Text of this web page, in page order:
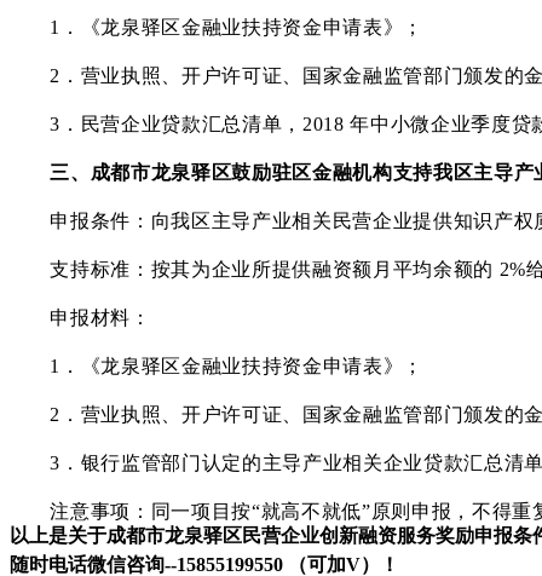
1．《龙泉驿区金融业扶持资金申请表》；
2．营业执照、开户许可证、国家金融监管部门颁发的
3．民营企业贷款汇总清单，2018 年中小微企业季度
三、成都市龙泉驿区鼓励驻区金融机构支持我区主导产
申报条件：向我区主导产业相关民营企业提供知识产权
支持标准：按其为企业所提供融资额月平均余额的 2%
申报材料：
1．《龙泉驿区金融业扶持资金申请表》；
2．营业执照、开户许可证、国家金融监管部门颁发的
3．银行监管部门认定的主导产业相关企业贷款汇总清
注意事项：同一项目按“就高不就低”原则申报，不得重
以上是关于成都市龙泉驿区民营企业创新融资服务奖励申报条
随时电话微信咨询--15855199550 （可加V）！